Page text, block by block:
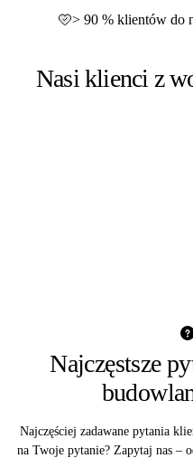
> 90 % klientów do
Nasi klienci z
Najczęstsze
Najczęściej zadawane pytania
na Twoje pytanie? Zapytaj nas –